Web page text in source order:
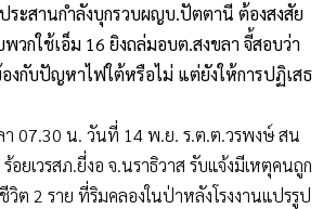
ระสานกำลังบุกรวบผญบ.ปัตตานี ต้องสงสัย
พวกใช้เอ็ม 16 ยิงถล่มอบต.สงขลา จี้สอบว่า
องกับปัญหาไฟใต้หรือไม่ แต่ยังให้การปฏิเสธ
ลา 07.30 น. วันที่ 14 พ.ย. ร.ต.ต.วรพงษ์ สน
อยเวรสภ.ยี่งอ จ.นราธิวาส รับแจ้งมีเหตุคนถูก
วิต 2 ราย ที่ริมคลองในป่าหลังโรงงานแปรรูป